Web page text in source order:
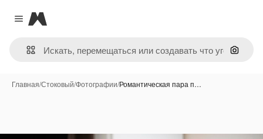
Close menu
Magnific
Поиск
Главная/Стоковый/Фотографии/Романтическая пара п…